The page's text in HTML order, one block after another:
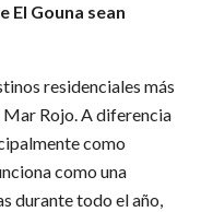
El Gouna sean
residenciales más
Rojo. A diferencia
como
como una
durante todo el año,